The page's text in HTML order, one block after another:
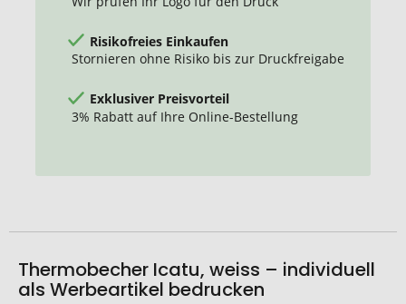
Risikofreies Einkaufen
Stornieren ohne Risiko bis zur Druckfreigabe
Exklusiver Preisvorteil
3% Rabatt auf Ihre Online-Bestellung
Thermobecher Icatu, weiss – individuell
als Werbeartikel bedrucken